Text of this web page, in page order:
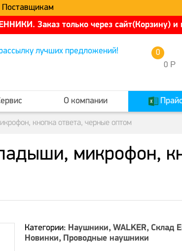
Поставщикам
Заказ только через сайт(Корзину) и
лучших предложений!
0 Р
0
О компании
кнопка ответа, черные оптом
микрофон,
Категории: Наушники WALKER Склад
Новинки Проводные наушники